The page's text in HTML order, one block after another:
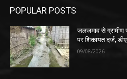
POPULAR POSTS
जलजमाव से ग्रामीण
पर शिकायत दर्ज,
09/08/2026